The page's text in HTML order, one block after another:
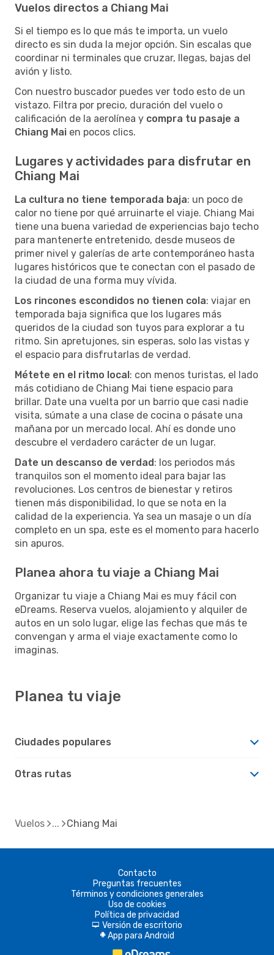
Vuelos directos a Chiang Mai
Si el tiempo es lo que más te importa, un vuelo
directo es sin duda la mejor opción. Sin escalas que
coordinar ni terminales que cruzar, llegas, bajas del
avión y listo.
Con nuestro buscador puedes ver todo esto de un
vistazo. Filtra por precio, duración del vuelo o
calificación de la aerolínea y compra tu pasaje a
Chiang Mai en pocos clics.
Lugares y actividades para disfrutar en
Chiang Mai
La cultura no tiene temporada baja: un poco de
calor no tiene por qué arruinarte el viaje. Chiang Mai
tiene una buena variedad de experiencias bajo techo
para mantenerte entretenido, desde museos de
primer nivel y galerías de arte contemporáneo hasta
lugares históricos que te conectan con el pasado de
la ciudad de una forma muy vívida.
Los rincones escondidos no tienen cola: viajar en
temporada baja significa que los lugares más
queridos de la ciudad son tuyos para explorar a tu
ritmo. Sin apretujones, sin esperas, solo las vistas y
el espacio para disfrutarlas de verdad.
Métete en el ritmo local: con menos turistas, el lado
más cotidiano de Chiang Mai tiene espacio para
brillar. Date una vuelta por un barrio que casi nadie
visita, súmate a una clase de cocina o pásate una
mañana por un mercado local. Ahí es donde uno
descubre el verdadero carácter de un lugar.
Date un descanso de verdad: los periodos más
tranquilos son el momento ideal para bajar las
revoluciones. Los centros de bienestar y retiros
tienen más disponibilidad, lo que se nota en la
calidad de la experiencia. Ya sea un masaje o un día
completo en un spa, este es el momento para hacerlo
sin apuros.
Planea ahora tu viaje a Chiang Mai
Organizar tu viaje a Chiang Mai es muy fácil con
eDreams. Reserva vuelos, alojamiento y alquiler de
autos en un solo lugar, elige las fechas que más te
convengan y arma el viaje exactamente como lo
imaginas.
Planea tu viaje
Ciudades populares
Otras rutas
Vuelos Chiang Mai
Contacto
Preguntas frecuentes
Términos y condiciones generales
Uso de cookies
Política de privacidad
d Versión de escritorio
A App para Android